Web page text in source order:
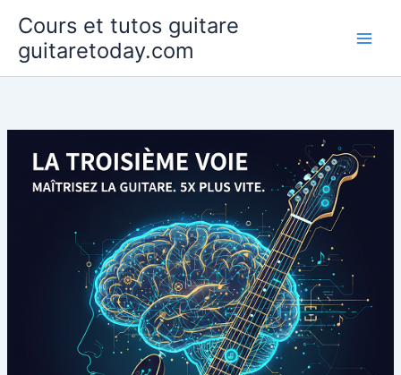
contenu
Cours et tutos guitare
guitaretoday.com